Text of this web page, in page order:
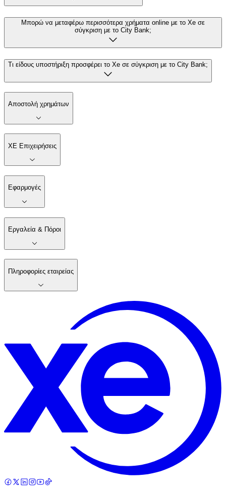
Μπορώ να μεταφέρω περισσότερα χρήματα online με το Xe σε
σύγκριση με το City Bank;
Τι είδους υποστήριξη προσφέρει το Xe σε σύγκριση με το City Bank;
Αποστολή χρημάτων
XE Επιχειρήσεις
Εφαρμογές
Εργαλεία & Πόροι
Πληροφορίες εταιρείας